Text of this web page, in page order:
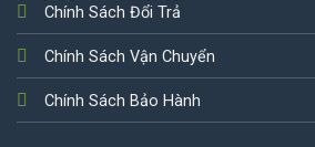
Chính Sách Đổi Trả
Chính Sách Vận Chuyển
Chính Sách Bảo Hành